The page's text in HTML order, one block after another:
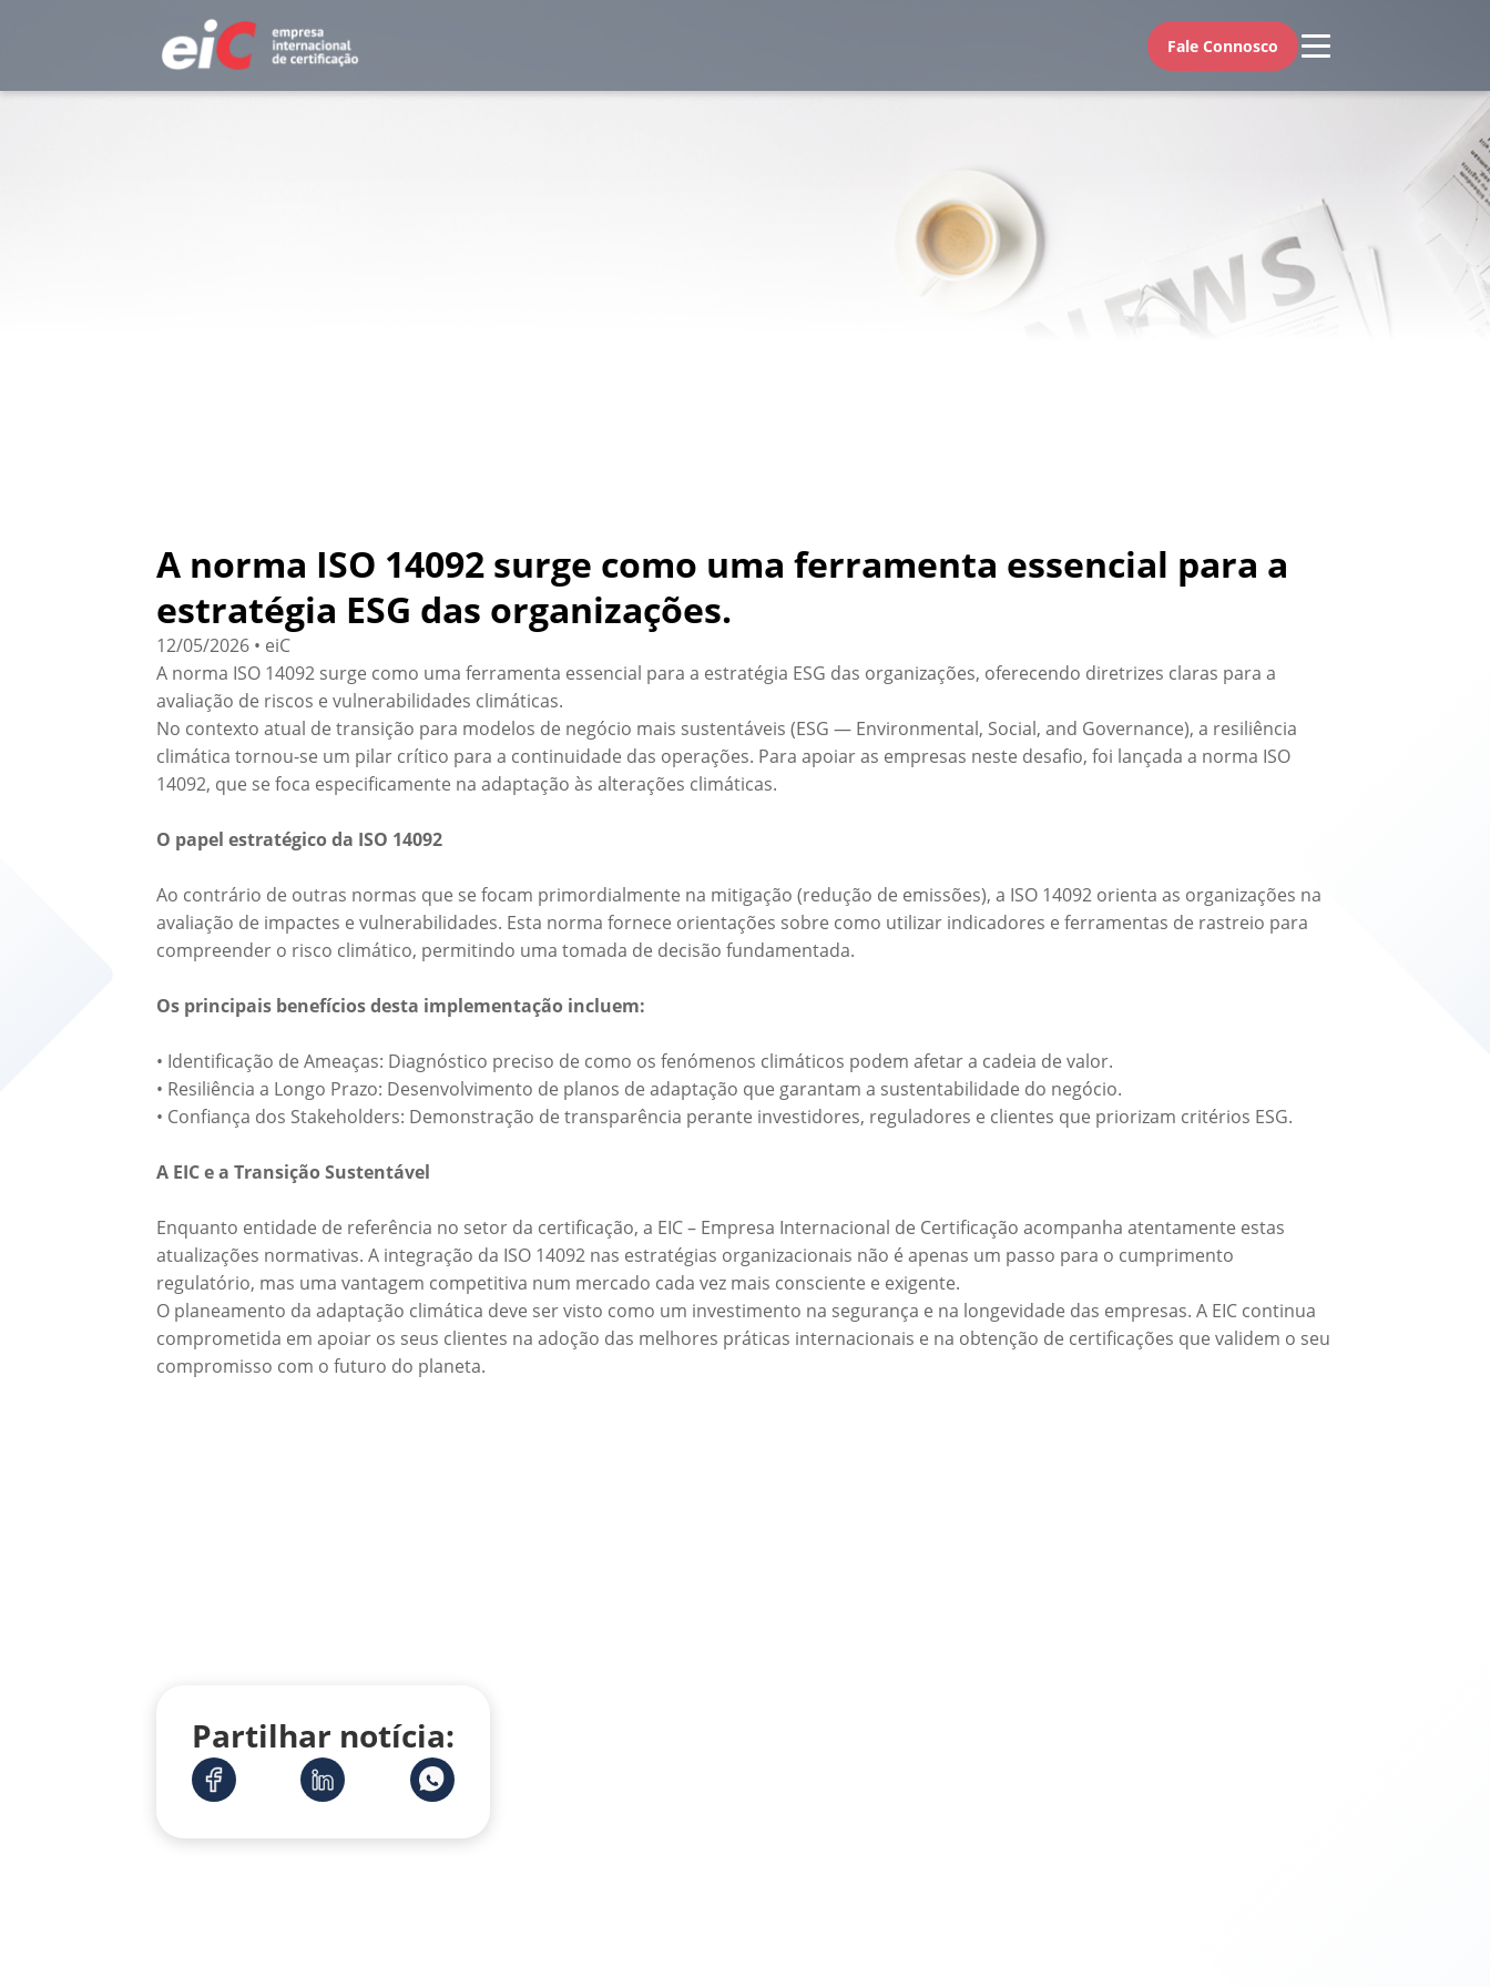
Fale Connosco
A norma ISO 14092 surge como uma ferramenta essencial para a
estratégia ESG das organizações.
12/05/2026 • eiC
A norma ISO 14092 surge como uma ferramenta essencial para a estratégia ESG das organizações, oferecendo diretrizes claras para a
avaliação de riscos e vulnerabilidades climáticas.
No contexto atual de transição para modelos de negócio mais sustentáveis (ESG — Environmental, Social, and Governance), a resiliência
climática tornou-se um pilar crítico para a continuidade das operações. Para apoiar as empresas neste desafio, foi lançada a norma ISO
14092, que se foca especificamente na adaptação às alterações climáticas.
O papel estratégico da ISO 14092
Ao contrário de outras normas que se focam primordialmente na mitigação (redução de emissões), a ISO 14092 orienta as organizações na
avaliação de impactes e vulnerabilidades. Esta norma fornece orientações sobre como utilizar indicadores e ferramentas de rastreio para
compreender o risco climático, permitindo uma tomada de decisão fundamentada.
Os principais benefícios desta implementação incluem:
• Identificação de Ameaças: Diagnóstico preciso de como os fenómenos climáticos podem afetar a cadeia de valor.
• Resiliência a Longo Prazo: Desenvolvimento de planos de adaptação que garantam a sustentabilidade do negócio.
• Confiança dos Stakeholders: Demonstração de transparência perante investidores, reguladores e clientes que priorizam critérios ESG.
A EIC e a Transição Sustentável
Enquanto entidade de referência no setor da certificação, a EIC – Empresa Internacional de Certificação acompanha atentamente estas
atualizações normativas. A integração da ISO 14092 nas estratégias organizacionais não é apenas um passo para o cumprimento
regulatório, mas uma vantagem competitiva num mercado cada vez mais consciente e exigente.
O planeamento da adaptação climática deve ser visto como um investimento na segurança e na longevidade das empresas. A EIC continua
comprometida em apoiar os seus clientes na adoção das melhores práticas internacionais e na obtenção de certificações que validem o seu
compromisso com o futuro do planeta.
Partilhar notícia: